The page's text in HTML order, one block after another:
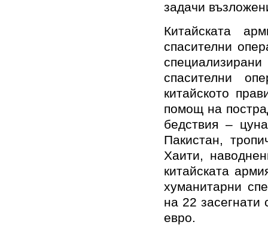
задачи
Китайската
спасителни
спасителни
китайското
помощ на
бедствия –
Пакистан,
Хаити,
китайската
хуманитарни
на 22
евро.